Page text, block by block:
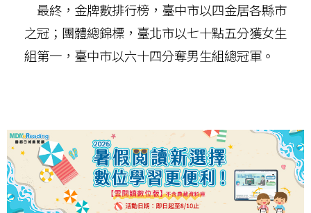
最終，金牌數排行榜，臺中市以四金居各縣市
之冠；團體總錦標，臺北市以七十點五分獲女生
組第一，臺中市以六十四分奪男生組總冠軍。